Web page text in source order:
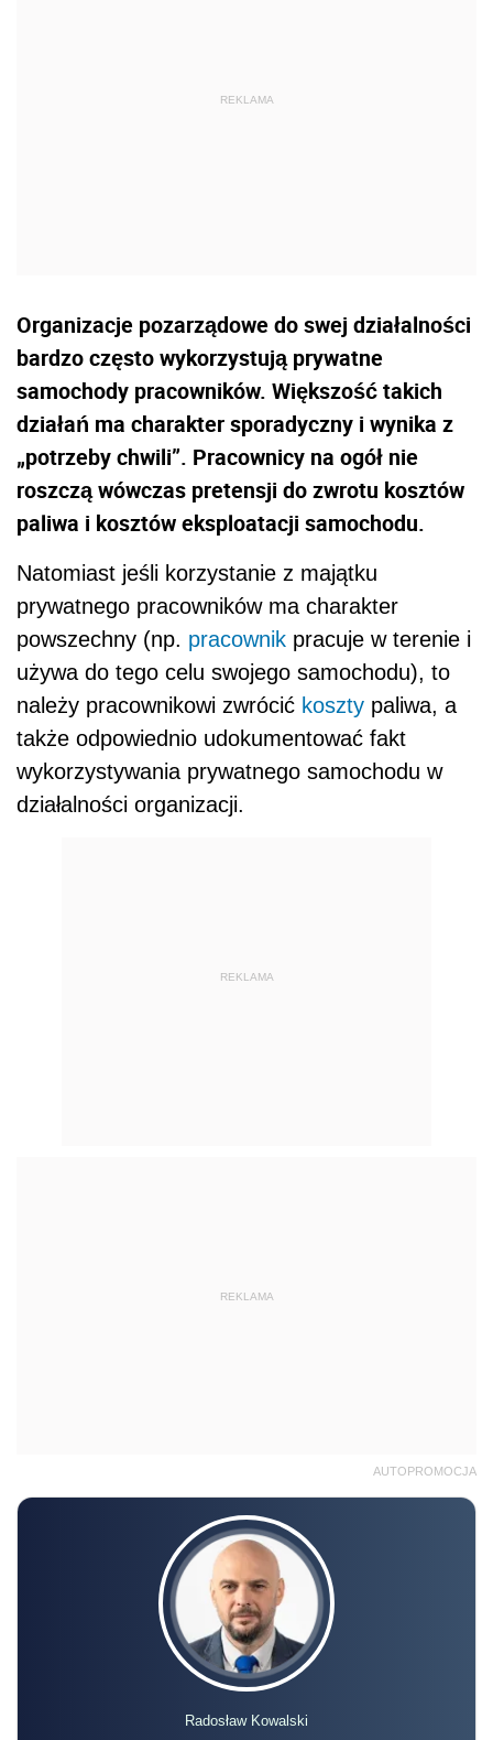
Organizacje pozarządowe do swej działalności
bardzo często wykorzystują prywatne
samochody pracowników. Większość takich
działań ma charakter sporadyczny i wynika z
„potrzeby chwili”. Pracownicy na ogół nie
roszczą wówczas pretensji do zwrotu kosztów
paliwa i kosztów eksploatacji samochodu.
Natomiast jeśli korzystanie z majątku
prywatnego pracowników ma charakter
powszechny (np. pracownik pracuje w terenie i
używa do tego celu swojego samochodu), to
należy pracownikowi zwrócić koszty paliwa, a
także odpowiednio udokumentować fakt
wykorzystywania prywatnego samochodu w
działalności organizacji.
REKLAMA
REKLAMA
AUTOPROMOCJA
Radosław Kowalski